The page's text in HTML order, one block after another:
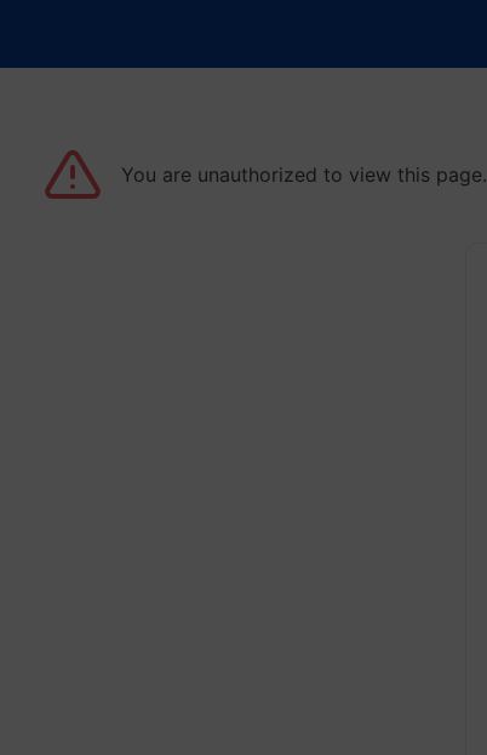
You are unauthorized to view this page.